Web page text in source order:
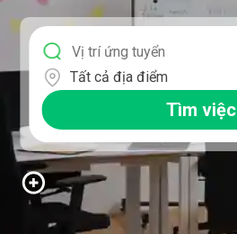
Tất cả địa điểm
Tìm việc